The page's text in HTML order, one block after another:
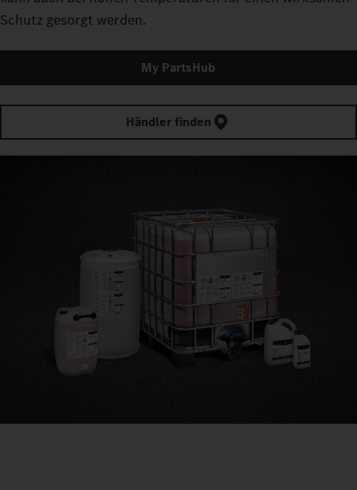
Schutz gesorgt werden.
My PartsHub
Händler finden